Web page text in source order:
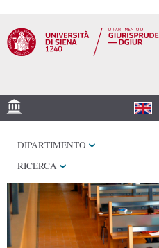
contenuto
principale
BIBLIOTECHE
SERVIZI
DIPARTIMENTO
RICERCA